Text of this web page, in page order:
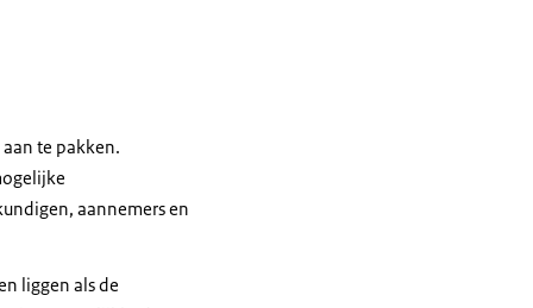
te pakken.
aannemers en
liggen als de